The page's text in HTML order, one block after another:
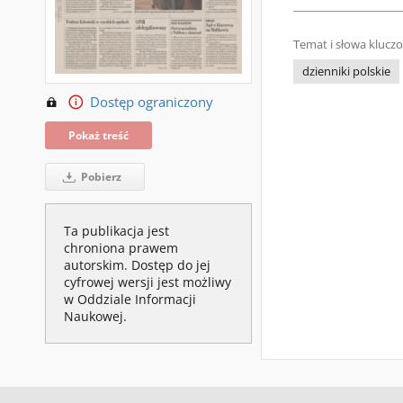
Dostęp ograniczony
Pokaż treść
Pobierz
Ta publikacja jest
chroniona prawem
autorskim. Dostęp do jej
cyfrowej wersji jest możliwy
w Oddziale Informacji
Naukowej.
Temat i słowa
dzienniki polskie